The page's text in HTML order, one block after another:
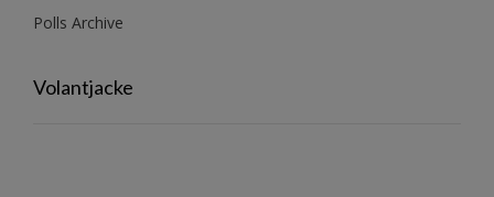
Polls Archive
Volantjacke